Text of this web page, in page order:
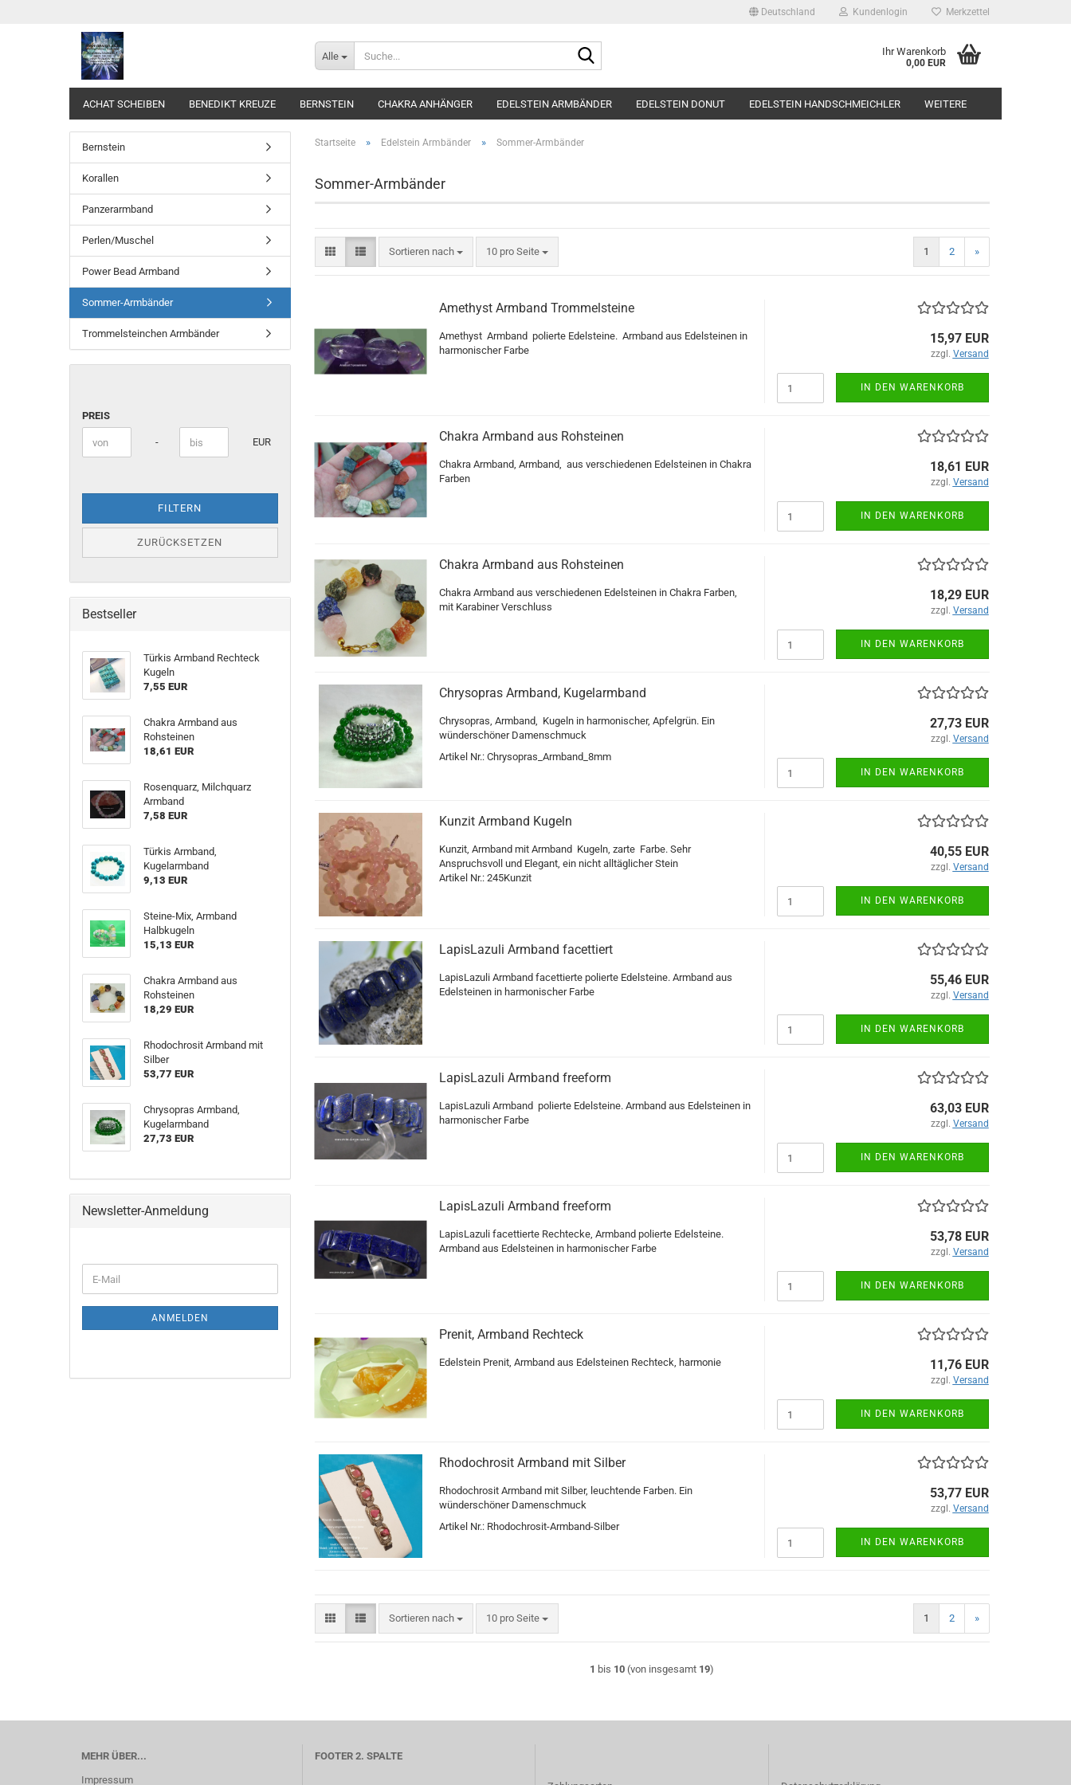
Deutschland Kundenlogin Merkzettel
Alle Ihr Warenkorb
0,00 EUR
ACHAT SCHEIBEN BENEDIKT KREUZE BERNSTEIN CHAKRA ANHÄNGER EDELSTEIN ARMBÄNDER EDELSTEIN DONUT EDELSTEIN HANDSCHMEICHLER WEITERE
Startseite » Edelstein Armbänder » Sommer-Armbänder
Sommer-Armbänder
Sortieren nach
Sortieren nach 10 pro Seite
pro Seite 1 2 »
Amethyst Armband Trommelsteine
Amethyst Armband polierte Edelsteine. Armband aus Edelsteinen in
harmonischer Farbe
15,97 EUR
zzgl. Versand
IN DEN WARENKORB
Chakra Armband aus Rohsteinen
Chakra Armband, Armband, aus verschiedenen Edelsteinen in Chakra
Farben
18,61 EUR
zzgl. Versand
IN DEN WARENKORB
Chakra Armband aus Rohsteinen
Chakra Armband aus verschiedenen Edelsteinen in Chakra Farben,
mit Karabiner Verschluss
18,29 EUR
zzgl. Versand
IN DEN WARENKORB
Chrysopras Armband, Kugelarmband
Chrysopras, Armband, Kugeln in harmonischer, Apfelgrün. Ein
wünderschöner Damenschmuck
Artikel Nr.: Chrysopras_Armband_8mm
27,73 EUR
zzgl. Versand
IN DEN WARENKORB
Kunzit Armband Kugeln
Kunzit, Armband mit Armband Kugeln, zarte Farbe. Sehr
Anspruchsvoll und Elegant, ein nicht alltäglicher Stein
Artikel Nr.: 245Kunzit
40,55 EUR
zzgl. Versand
IN DEN WARENKORB
LapisLazuli Armband facettiert
LapisLazuli Armband facettierte polierte Edelsteine. Armband aus
Edelsteinen in harmonischer Farbe
55,46 EUR
zzgl. Versand
IN DEN WARENKORB
LapisLazuli Armband freeform
LapisLazuli Armband polierte Edelsteine. Armband aus Edelsteinen in
harmonischer Farbe
63,03 EUR
zzgl. Versand
IN DEN WARENKORB
LapisLazuli Armband freeform
LapisLazuli facettierte Rechtecke, Armband polierte Edelsteine.
Armband aus Edelsteinen in harmonischer Farbe
53,78 EUR
zzgl. Versand
IN DEN WARENKORB
Prenit, Armband Rechteck
Edelstein Prenit, Armband aus Edelsteinen Rechteck, harmonie 11,76 EUR
zzgl. Versand
IN DEN WARENKORB
Rhodochrosit Armband mit Silber
Rhodochrosit Armband mit Silber, leuchtende Farben. Ein
wünderschöner Damenschmuck
Artikel Nr.: Rhodochrosit-Armband-Silber
53,77 EUR
zzgl. Versand
IN DEN WARENKORB
Sortieren nach
Sortieren nach 10 pro Seite
pro Seite 1 2 »
1 bis 10 (von insgesamt 19)
Bernstein
Korallen
Panzerarmband
Perlen/Muschel
Power Bead Armband
Sommer-Armbänder
Trommelsteinchen Armbänder
PREIS
Preis bis - EUR
FILTERN
ZURÜCKSETZEN
Bestseller
Türkis Armband Rechteck
Kugeln
7,55 EUR
Chakra Armband aus
Rohsteinen
18,61 EUR
Rosenquarz, Milchquarz
Armband
7,58 EUR
Türkis Armband,
Kugelarmband
9,13 EUR
Steine-Mix, Armband
Halbkugeln
15,13 EUR
Chakra Armband aus
Rohsteinen
18,29 EUR
Rhodochrosit Armband mit
Silber
53,77 EUR
Chrysopras Armband,
Kugelarmband
27,73 EUR
Newsletter-Anmeldung
ZUR
E-
Mail
ANMELDEN
MEHR ÜBER...
Impressum
FOOTER 2. SPALTE